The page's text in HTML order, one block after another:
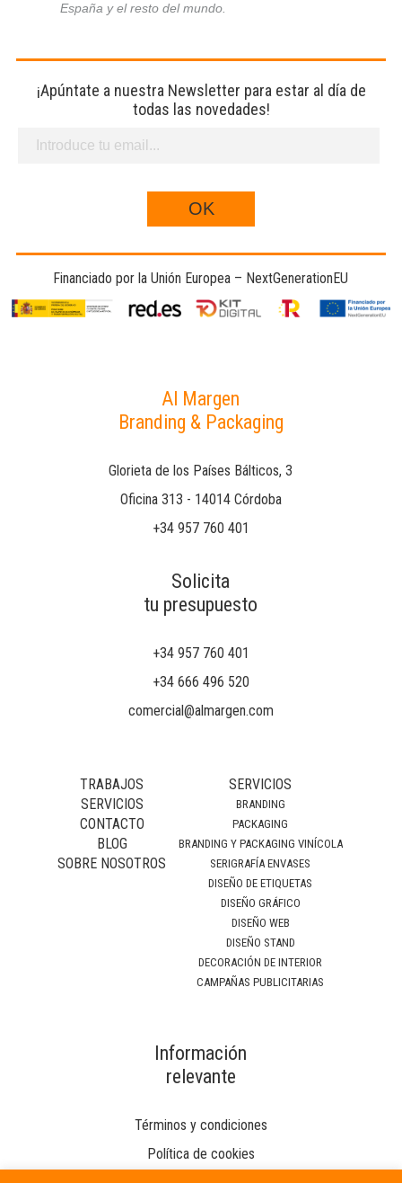
España y el resto del mundo.
¡Apúntate a nuestra Newsletter para estar al día de
todas las novedades!
Financiado por la Unión Europea – NextGenerationEU
Al Margen
Branding & Packaging
Glorieta de los Países Bálticos, 3
Oficina 313 - 14014 Córdoba
+34 957 760 401
Solicita
tu presupuesto
+34 957 760 401
+34 666 496 520
comercial@almargen.com
TRABAJOS
SERVICIOS
CONTACTO
BLOG
SOBRE NOSOTROS
SERVICIOS
BRANDING
PACKAGING
BRANDING Y PACKAGING VINÍCOLA
SERIGRAFÍA ENVASES
DISEÑO DE ETIQUETAS
DISEÑO GRÁFICO
DISEÑO WEB
DISEÑO STAND
DECORACIÓN DE INTERIOR
CAMPAÑAS PUBLICITARIAS
Información
relevante
Términos y condiciones
Política de cookies